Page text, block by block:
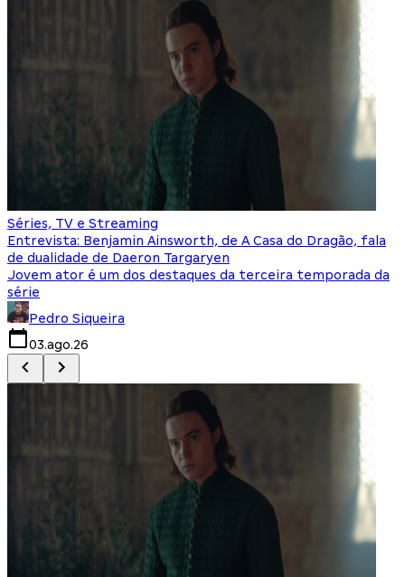
Séries, TV e Streaming
Entrevista: Benjamin Ainsworth, de A Casa do Dragão, fala
de dualidade de Daeron Targaryen
Jovem ator é um dos destaques da terceira temporada da
série
Pedro Siqueira
03.ago.26